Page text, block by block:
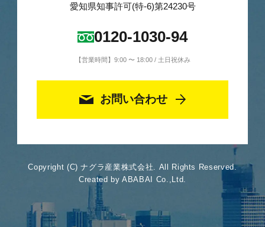
Copyright (C) ナグラ産業株式会社. All Rights Reserved.
Created by ABABAI Co.,Ltd.
愛知県知事許可(特-6)第24230号
0120-1030-94
【営業時間】9:00 〜 18:00 / 土日祝休み
お問い合わせ